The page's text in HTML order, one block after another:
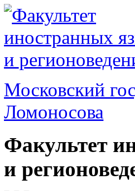
Московский
Ломоносова
Факультет
и